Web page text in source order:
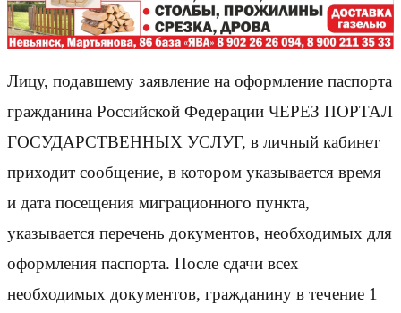
Лицу, подавшему заявление на оформление паспорта
гражданина Российской Федерации ЧЕРЕЗ ПОРТАЛ
ГОСУДАРСТВЕННЫХ УСЛУГ, в личный кабинет
приходит сообщение, в котором указывается время
и дата посещения миграционного пункта,
указывается перечень документов, необходимых для
оформления паспорта. После сдачи всех
необходимых документов, гражданину в течение 1